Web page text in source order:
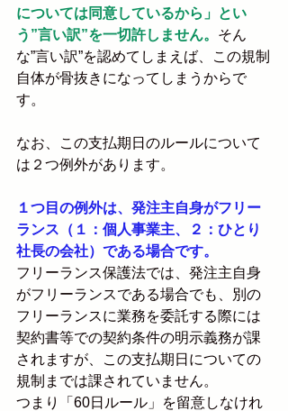
については同意しているから」とい
う”言い訳”を一切許しません。 そん
な”言い訳”を認めてしまえば、この規制
自体が骨抜きになってしまうからで
す。
なお、この支払期日のルールについて
は２つ例外があります。
１つ目の例外は、発注主自身がフリー
ランス（１：個人事業主、２：ひとり
社長の会社）である場合です。
フリーランス保護法では、発注主自身
がフリーランスである場合でも、別の
フリーランスに業務を委託する際には
契約書等での契約条件の明示義務が課
されますが、この支払期日についての
規制までは課されていません。
つまり「60日ルール」を留意しなけれ